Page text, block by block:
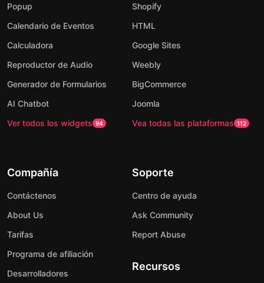
Popup
Calendario de Eventos
Calculadora
Reproductor de Audio
Generador de Formularios
AI Chatbot
Ver todos los widgets 94
Shopify
HTML
Google Sites
Weebly
BigCommerce
Joomla
Vea todas las plataformas 112
Compañía
Contáctenos
About Us
Tarifas
Programa de afiliación
Desarrolladores
Soporte
Centro de ayuda
Ask Community
Report Abuse
Recursos